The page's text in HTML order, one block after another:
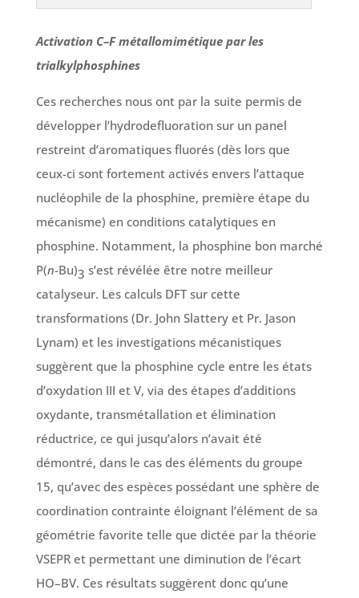
Activation C–F métallomimétique par les
trialkylphosphines
Ces recherches nous ont par la suite permis de
développer l’hydrodefluoration sur un panel
restreint d’aromatiques fluorés (dès lors que
ceux-ci sont fortement activés envers l’attaque
nucléophile de la phosphine, première étape du
mécanisme) en conditions catalytiques en
phosphine. Notamment, la phosphine bon marché
P(n-Bu)3 s’est révélée être notre meilleur
catalyseur. Les calculs DFT sur cette
transformations (Dr. John Slattery et Pr. Jason
Lynam) et les investigations mécanistiques
suggèrent que la phosphine cycle entre les états
d’oxydation III et V, via des étapes d’additions
oxydante, transmétallation et élimination
réductrice, ce qui jusqu’alors n’avait été
démontré, dans le cas des éléments du groupe
15, qu’avec des espèces possédant une sphère de
coordination contrainte éloignant l’élément de sa
géométrie favorite telle que dictée par la théorie
VSEPR et permettant une diminution de l’écart
HO–BV. Ces résultats suggèrent donc qu’une